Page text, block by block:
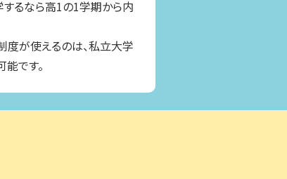
するなら高1の1学期から内
度が使えるのは、私立大学
です。